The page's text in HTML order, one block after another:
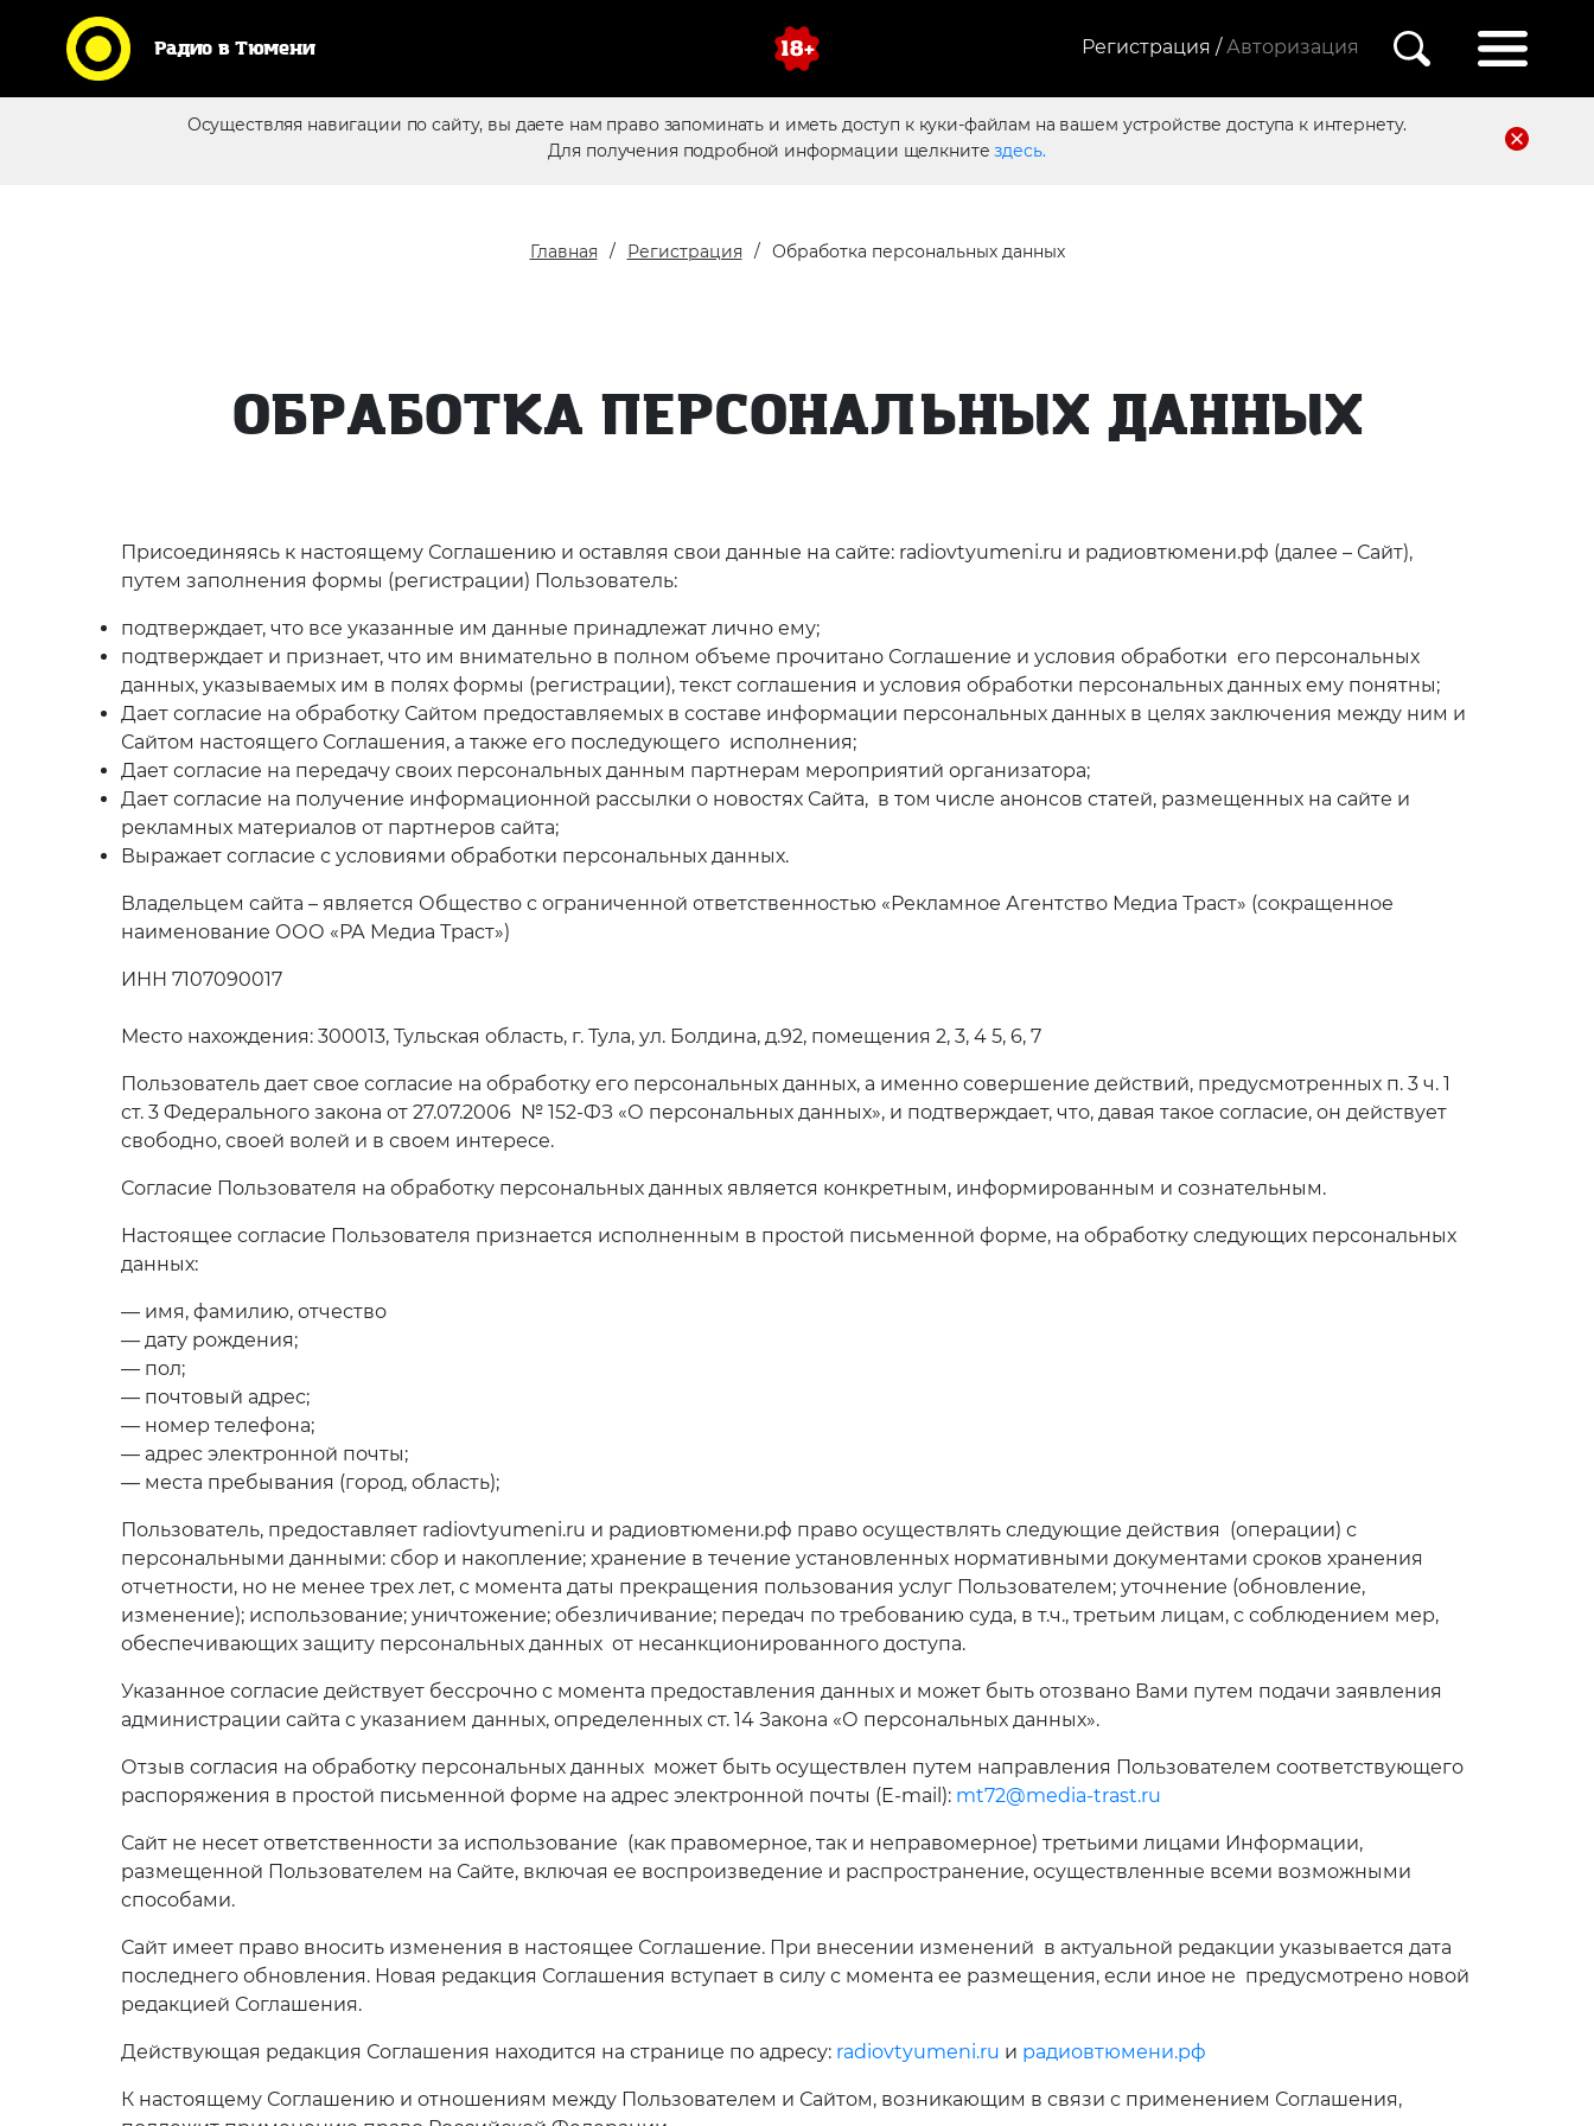
Радио в Тюмени Регистрация / Авторизация
Осуществляя навигации по сайту, вы даете нам право запоминать и иметь доступ к куки-файлам на вашем устройстве доступа к интернету.
Для получения подробной информации щелкнитездесь.
Реклама в эфире
Главная Регистрация Обработка персональных данных
ОБРАБОТКА ПЕРСОНАЛЬНЫХ ДАННЫХ
Присоединяясь к настоящему Соглашению и оставляя свои данные на сайте: radiovtyumeni.ru и радиовтюмени.рф (далее – Сайт),
путем заполнения формы (регистрации) Пользователь:
подтверждает, что все указанные им данные принадлежат лично ему;
подтверждает и признает, что им внимательно в полном объеме прочитано Соглашение и условия обработки его персональных
данных, указываемых им в полях формы (регистрации), текст соглашения и условия обработки персональных данных ему понятны;
Дает согласие на обработку Сайтом предоставляемых в составе информации персональных данных в целях заключения между ним и
Сайтом настоящего Соглашения, а также его последующего исполнения;
Дает согласие на передачу своих персональных данным партнерам мероприятий организатора;
Дает согласие на получение информационной рассылки о новостях Сайта, в том числе анонсов статей, размещенных на сайте и
рекламных материалов от партнеров сайта;
Выражает согласие с условиями обработки персональных данных.
Владельцем сайта – является Общество с ограниченной ответственностью «Рекламное Агентство Медиа Траст» (сокращенное
наименование ООО «РА Медиа Траст»)
ИНН 7107090017
Место нахождения: 300013, Тульская область, г. Тула, ул. Болдина, д.92, помещения 2, 3, 4 5, 6, 7
Пользователь дает свое согласие на обработку его персональных данных, а именно совершение действий, предусмотренных п. 3 ч. 1
ст. 3 Федерального закона от 27.07.2006 № 152-ФЗ «О персональных данных», и подтверждает, что, давая такое согласие, он действует
свободно, своей волей и в своем интересе.
Согласие Пользователя на обработку персональных данных является конкретным, информированным и сознательным.
Настоящее согласие Пользователя признается исполненным в простой письменной форме, на обработку следующих персональных
данных:
— имя, фамилию, отчество
— дату рождения;
— пол;
— почтовый адрес;
— номер телефона;
— адрес электронной почты;
— места пребывания (город, область);
Пользователь, предоставляет radiovtyumeni.ru и радиовтюмени.рф право осуществлять следующие действия (операции) с
персональными данными: сбор и накопление; хранение в течение установленных нормативными документами сроков хранения
отчетности, но не менее трех лет, с момента даты прекращения пользования услуг Пользователем; уточнение (обновление,
изменение); использование; уничтожение; обезличивание; передач по требованию суда, в т.ч., третьим лицам, с соблюдением мер,
обеспечивающих защиту персональных данных от несанкционированного доступа.
Указанное согласие действует бессрочно с момента предоставления данных и может быть отозвано Вами путем подачи заявления
администрации сайта с указанием данных, определенных ст. 14 Закона «О персональных данных».
Отзыв согласия на обработку персональных данных может быть осуществлен путем направления Пользователем соответствующего
распоряжения в простой письменной форме на адрес электронной почты (E-mail): mt72@media-trast.ru
Сайт не несет ответственности за использование (как правомерное, так и неправомерное) третьими лицами Информации,
размещенной Пользователем на Сайте, включая ее воспроизведение и распространение, осуществленные всеми возможными
способами.
Сайт имеет право вносить изменения в настоящее Соглашение. При внесении изменений в актуальной редакции указывается дата
последнего обновления. Новая редакция Соглашения вступает в силу с момента ее размещения, если иное не предусмотрено новой
редакцией Соглашения.
Действующая редакция Соглашения находится на странице по адресу: radiovtyumeni.ru и радиовтюмени.рф
К настоящему Соглашению и отношениям между Пользователем и Сайтом, возникающим в связи с применением Соглашения,